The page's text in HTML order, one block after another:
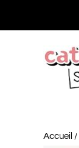
Accueil /